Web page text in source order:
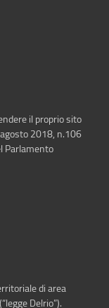
il proprio sito
2018, n.106
Parlamento
di area
Delrio”).